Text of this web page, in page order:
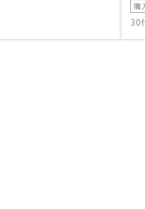
購
30